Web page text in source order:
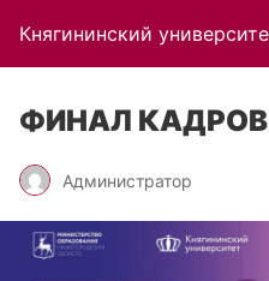
Княгининский
ФИНАЛ
Администратор